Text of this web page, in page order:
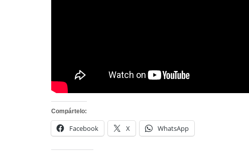
Compártelo:
Facebook X WhatsApp